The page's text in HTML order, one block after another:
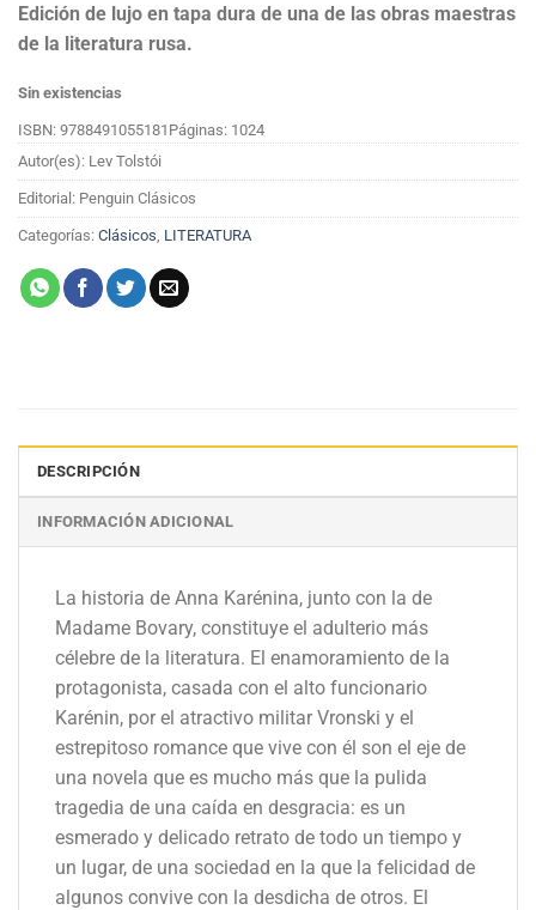
Edición de lujo en tapa dura de una de las obras maestras
de la literatura rusa.
Sin existencias
ISBN: 9788491055181 Páginas: 1024
Autor(es): Lev Tolstói
Editorial: Penguin Clásicos
Categorías: Clásicos LITERATURA
DESCRIPCIÓN
INFORMACIÓN ADICIONAL
La historia de Anna Karénina, junto con la de
Madame Bovary, constituye el adulterio más
célebre de la literatura. El enamoramiento de la
protagonista, casada con el alto funcionario
Karénin, por el atractivo militar Vronski y el
estrepitoso romance que vive con él son el eje de
una novela que es mucho más que la pulida
tragedia de una caída en desgracia: es un
esmerado y delicado retrato de todo un tiempo y
un lugar, de una sociedad en la que la felicidad de
algunos convive con la desdicha de otros. El